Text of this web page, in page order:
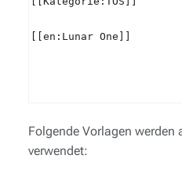
Folgende Vorlagen werden
verwendet: